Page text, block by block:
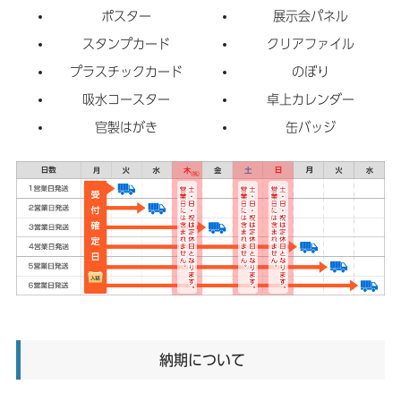
ポスター
スタンプカード
プラスチックカード
吸水コースター
官製はがき
展示会パネル
クリアファイル
のぼり
卓上カレンダー
缶バッジ
納期について